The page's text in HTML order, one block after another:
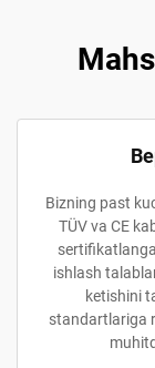
Bizning past
TÜV va CE
ishlash
ketishini
standartlariga